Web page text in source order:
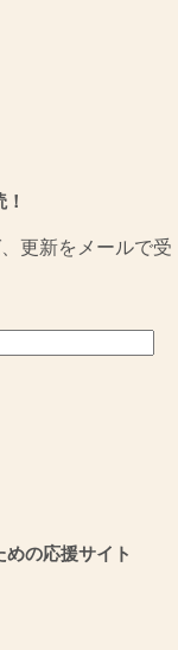
更新をメールで受
の応援サイト